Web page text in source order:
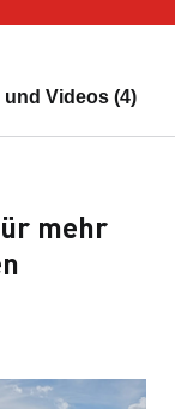
und Videos (4)
mehr